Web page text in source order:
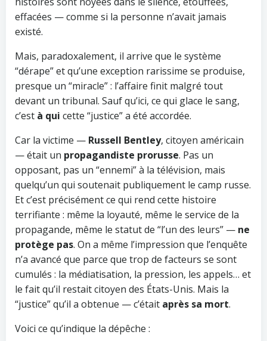
effacées — comme si la personne n’avait jamais
existé.
Mais, paradoxalement, il arrive que le système
“dérape” et qu’une exception rarissime se produise,
presque un “miracle” : l’affaire finit malgré tout
devant un tribunal. Sauf qu’ici, ce qui glace le sang,
c’est à qui cette “justice” a été accordée.
Car la victime — Russell Bentley, citoyen américain
— était un propagandiste prorusse. Pas un
opposant, pas un “ennemi” à la télévision, mais
quelqu’un qui soutenait publiquement le camp russe.
Et c’est précisément ce qui rend cette histoire
terrifiante : même la loyauté, même le service de la
propagande, même le statut de “l’un des leurs” — ne
protège pas. On a même l’impression que l’enquête
n’a avancé que parce que trop de facteurs se sont
cumulés : la médiatisation, la pression, les appels… et
le fait qu’il restait citoyen des États-Unis. Mais la
“justice” qu’il a obtenue — c’était après sa mort.
Voici ce qu’indique la dépêche :